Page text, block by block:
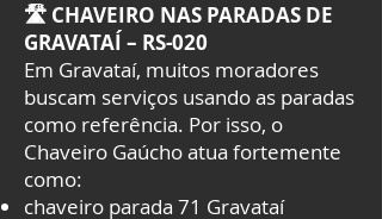
🛣️ CHAVEIRO NAS PARADAS DE
GRAVATAÍ – RS-020
Em Gravataí, muitos moradores
buscam serviços usando as paradas
como referência. Por isso, o
Chaveiro Gaúcho atua fortemente
como:
chaveiro parada 71 Gravataí